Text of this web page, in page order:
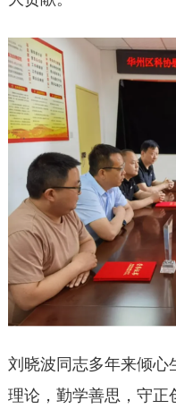
刘晓波同志多年来倾心
理论，勤学善思，守正